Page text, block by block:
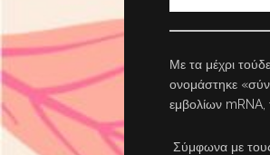
Με τα μέχρι
ονομάστηκε
εμβολίων mRNA,
Σύμφωνα με τους